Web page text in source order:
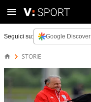
Seguici su: Google Discover
STORIE